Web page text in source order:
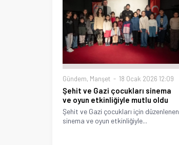
Gündem, Manşet 18 Ocak 2026 12:09
Şehit ve Gazi çocukları sinema
ve oyun etkinliğiyle mutlu oldu
Şehit ve Gazi çocukları için düzenlenen
sinema ve oyun etkinliğiyle...